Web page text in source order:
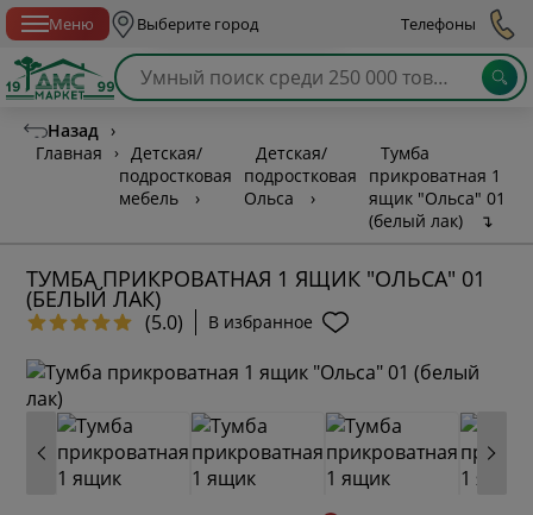
Меню Выберите город Телефоны
Назад ›
Главная
›
Детская/
подростковая
мебель
›
Детская/
подростковая
Ольса
›
Тумба
прикроватная 1
ящик "Ольса" 01
(белый лак)
↴
ТУМБА ПРИКРОВАТНАЯ 1 ЯЩИК "ОЛЬСА" 01
(БЕЛЫЙ ЛАК)
(5.0) В избранное